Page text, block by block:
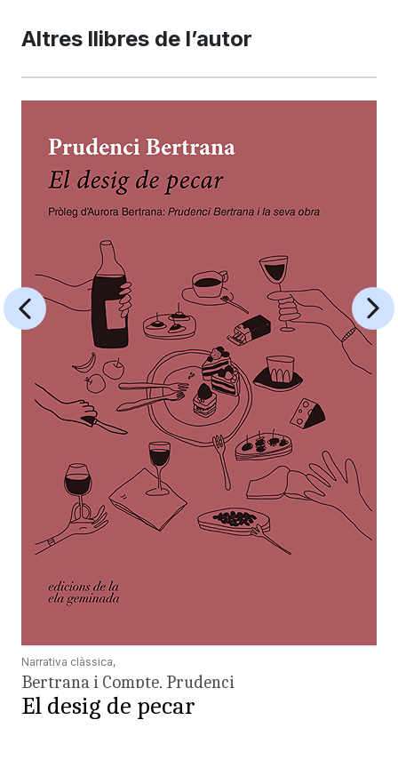
Altres llibres de l’autor
Narrativa clàssica,
Bertrana i Compte, Prudenci
El desig de pecar